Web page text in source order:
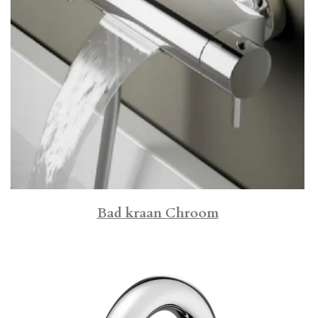
Bad kraan Chroom